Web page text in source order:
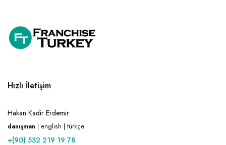
Hızlı İletişim
Hakan Kadir Erdemir
danışman | english | türkçe
+(90) 532 219 19 78